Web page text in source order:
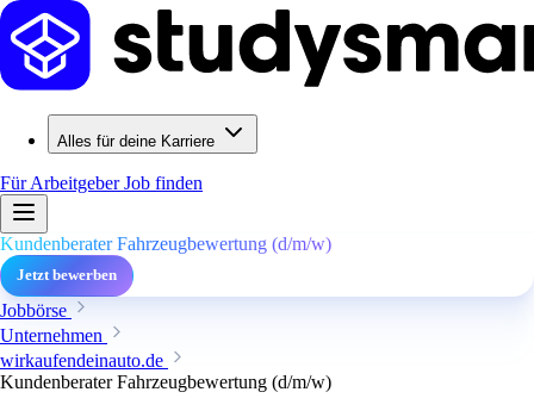
Alles für deine Karriere
Für ArbeitgeberJob finden
Kundenberater Fahrzeugbewertung (d/m/w)
Jetzt bewerben
Jobbörse
Unternehmen
wirkaufendeinauto.de
Kundenberater Fahrzeugbewertung (d/m/w)